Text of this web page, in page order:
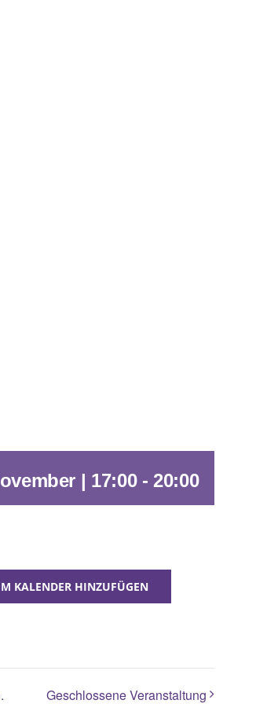
| 17:00-20:00
KALENDER HINZUFÜGEN
Geschlossene Veranstaltung